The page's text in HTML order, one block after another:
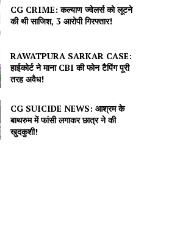
CG CRIME: कल्याण ज्वेलर्स को लूटने
की थी साजिश, 3 आरोपी गिरफ्तार!
RAWATPURA SARKAR CASE:
हाईकोर्ट ने माना CBI की फोन टैपिंग पूरी
तरह अवैध!
CG SUICIDE NEWS: आश्रम के
बाथरुम में फांसी लगाकर छात्र ने की
खुदकुशी!